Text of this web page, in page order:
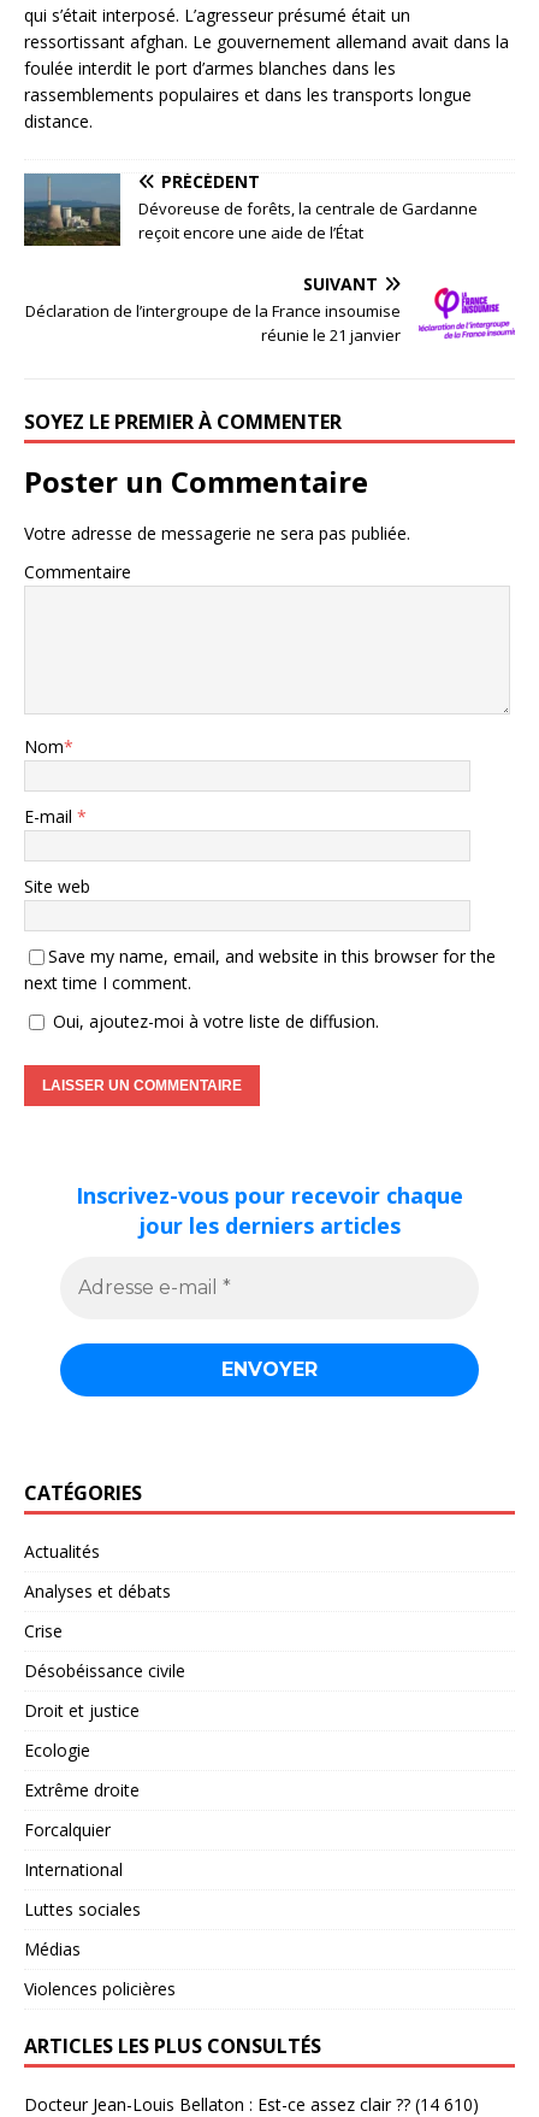
qui s’était interposé. L’agresseur présumé était un
ressortissant afghan. Le gouvernement allemand avait dans la
foulée interdit le port d’armes blanches dans les
rassemblements populaires et dans les transports longue
distance.
PRÉCÉDENT
Dévoreuse de forêts, la centrale de Gardanne
reçoit encore une aide de l’État
SUIVANT
Déclaration de l’intergroupe de la France insoumise
réunie le 21 janvier
SOYEZ LE PREMIER À COMMENTER
Poster un Commentaire
Votre adresse de messagerie ne sera pas publiée.
Commentaire
Nom*
E-mail *
Site web
Save my name, email, and website in this browser for the
next time I comment.
Oui, ajoutez-moi à votre liste de diffusion.
Inscrivez-vous pour recevoir chaque
jour les derniers articles
CATÉGORIES
Actualités
Analyses et débats
Crise
Désobéissance civile
Droit et justice
Ecologie
Extrême droite
Forcalquier
International
Luttes sociales
Médias
Violences policières
ARTICLES LES PLUS CONSULTÉS
Docteur Jean-Louis Bellaton : Est-ce assez clair ?? (14 610)